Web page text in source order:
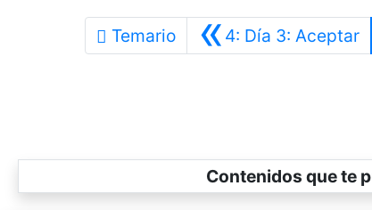
Temario «4: Día 3: Aceptar
Contenidos que te